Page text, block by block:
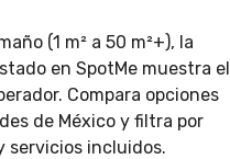
(1 m² a 50 m²+), la
en SpotMe muestra el
Compara opciones
de México y filtra por
servicios incluidos.